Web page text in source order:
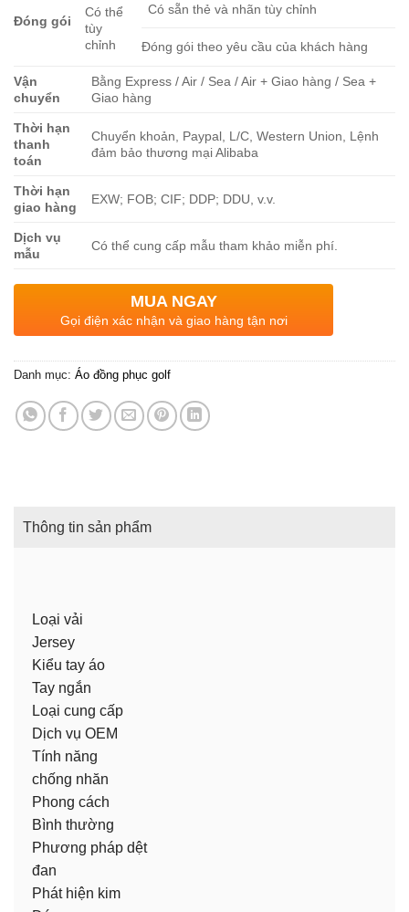
Đóng gói
Có thể
tùy
chỉnh
Có sẵn thẻ và nhãn tùy chỉnh
Đóng gói theo yêu cầu của khách hàng
Vận
chuyển
Bằng Express / Air / Sea / Air + Giao hàng / Sea +
Giao hàng
Thời hạn
thanh
toán
Chuyển khoản, Paypal, L/C, Western Union, Lệnh
đảm bảo thương mại Alibaba
Thời hạn
giao hàng
EXW; FOB; CIF; DDP; DDU, v.v.
Dịch vụ
mẫu
Có thể cung cấp mẫu tham khảo miễn phí.
MUA NGAY
Gọi điện xác nhận và giao hàng tận nơi
Danh mục: Áo đồng phục golf
Thông tin sản phẩm
Loại vải
Jersey
Kiểu tay áo
Tay ngắn
Loại cung cấp
Dịch vụ OEM
Tính năng
chống nhăn
Phong cách
Bình thường
Phương pháp dệt
đan
Phát hiện kim